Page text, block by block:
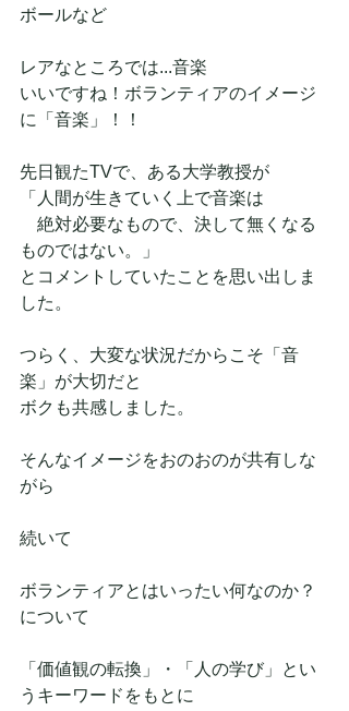
ボールなど
レアなところでは...音楽
いいですね！ボランティアのイメージ
に「音楽」！！
先日観たTVで、ある大学教授が
「人間が生きていく上で音楽は
絶対必要なもので、決して無くなる
ものではない。」
とコメントしていたことを思い出しま
した。
つらく、大変な状況だからこそ「音
楽」が大切だと
ボクも共感しました。
そんなイメージをおのおのが共有しな
がら
続いて
ボランティアとはいったい何なのか？
について
「価値観の転換」・「人の学び」とい
うキーワードをもとに